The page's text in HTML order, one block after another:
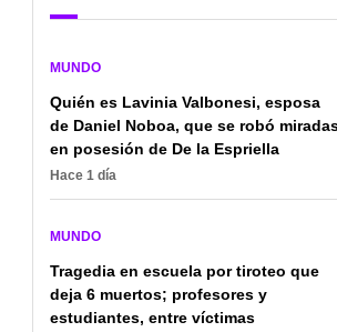
“Tengo la suerte de no
tener miedo de volver a
casa”: testimonio de un
MUNDO
Quién es Lavinia Valbonesi, esposa
de Daniel Noboa, que se robó
en posesión de De la Espriella
Hace 1 día
MUNDO
Tragedia en escuela por tiroteo que
deja 6 muertos; profesores y
estudiantes, entre víctimas